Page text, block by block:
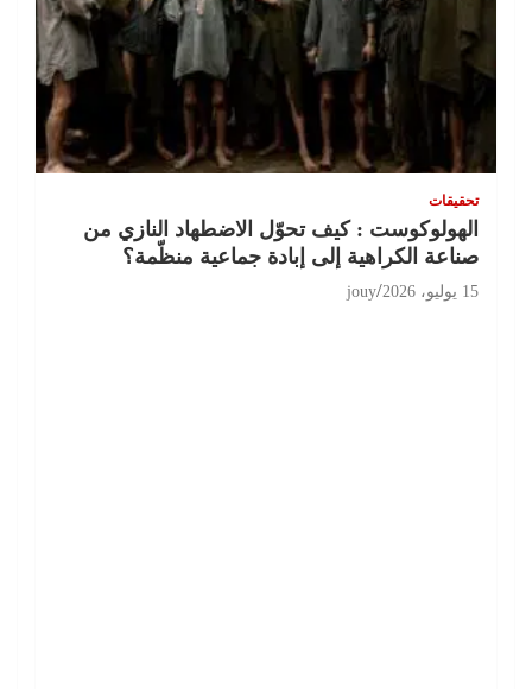
تحقيقات
الهولوكوست : كيف تحوّل الاضطهاد النازي من
صناعة الكراهية إلى إبادة جماعية منظّمة؟
15 يوليو، 2026 jouy